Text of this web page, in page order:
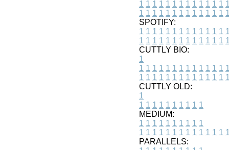
1 1 1 1 1 1 1 1 1 1 1 1 1 1
1 1 1 1 1 1 1 1 1 1 1 1 1 1
SPOTIFY:
1 1 1 1 1 1 1 1 1 1 1 1 1 1
1 1 1 1 1 1 1 1 1 1 1 1 1 1
CUTTLY BIO:
1
1 1 1 1 1 1 1 1 1 1 1 1 1 1
1 1 1 1 1 1 1 1 1 1 1 1 1 1
CUTTLY OLD:
1
1 1 1 1 1 1 1 1 1 1
MEDIUM:
1 1 1 1 1 1 1 1 1 1
1 1 1 1 1 1 1 1 1 1 1 1 1 1
PARALLELS: